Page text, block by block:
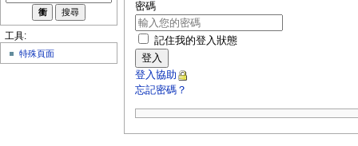
密碼
記住我的登入狀態
登入
登入協助
忘記密碼？
工具:
特殊頁面